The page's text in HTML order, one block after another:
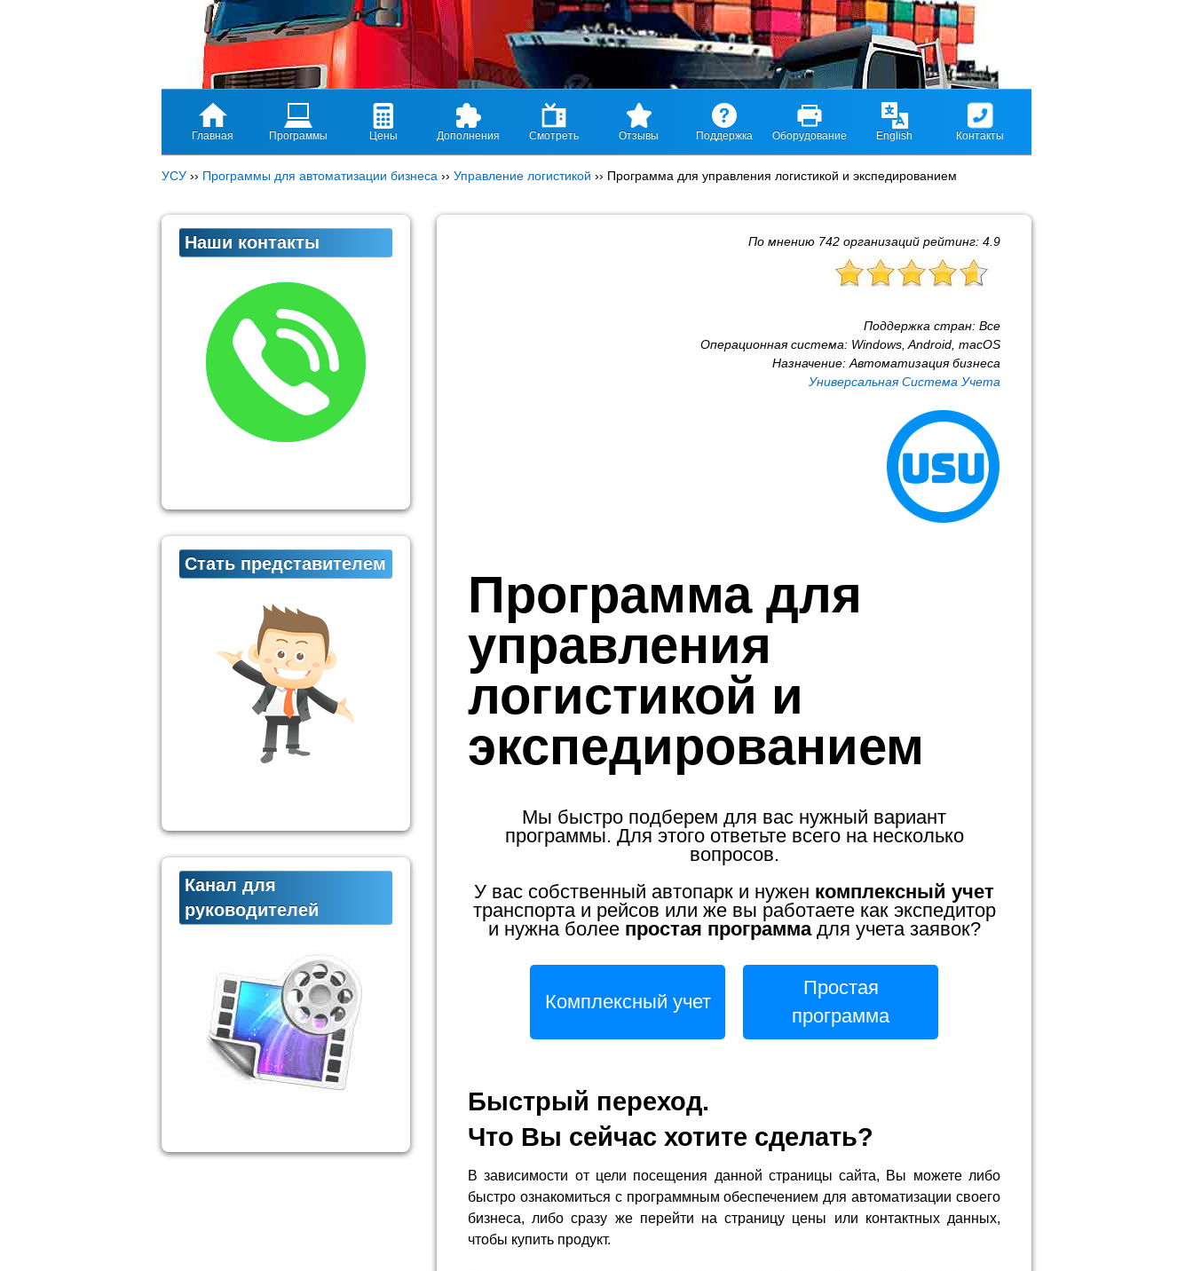
Главная Программы Цены Дополнения Смотреть Отзывы Поддержка Оборудование English Контакты
УСУ ›› Программы для автоматизации бизнеса ›› Управление логистикой ›› Программа для управления логистикой и экспедированием
По мнению 742 организаций рейтинг: 4.9
Поддержка стран: Все
Операционная система: Windows, Android, macOS
Назначение: Автоматизация бизнеса
Универсальная Система Учета
Программа для
управления
логистикой и
экспедированием
Мы быстро подберем для вас нужный вариант
программы. Для этого ответьте всего на несколько
вопросов.
У вас собственный автопарк и нужен комплексный учет
транспорта и рейсов или же вы работаете как экспедитор
и нужна более простая программадля учета заявок?
Комплексный учет
Простая
программа
Быстрый переход.
Что Вы сейчас хотите сделать?
В зависимости от цели посещения данной страницы сайта, Вы можете либо
быстро ознакомиться с программным обеспечением для автоматизации своего
бизнеса, либо сразу же перейти на страницу цены или контактных данных,
чтобы купить продукт.
Наши контакты
Стать представителем
Канал для
руководителей